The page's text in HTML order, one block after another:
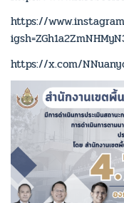
https://
https://x.com/